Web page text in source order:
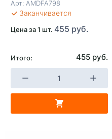
Арт: AMDFA798
Заканчивается
Цена за 1 шт. 455 руб.
Итого: 455 руб.
КОРЗИНУ